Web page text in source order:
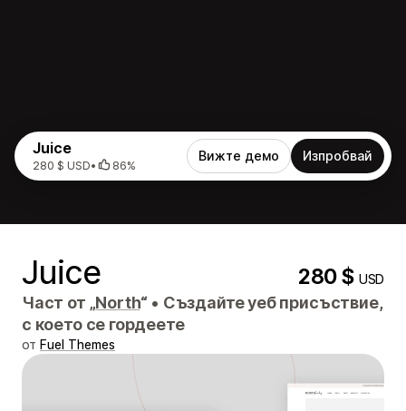
Juice
280 $ USD• 86%
Вижте демо Изпробвай
Juice 280 $USD
Част от „North“ • Създайте уеб присъствие,
с което се гордеете
от Fuel Themes